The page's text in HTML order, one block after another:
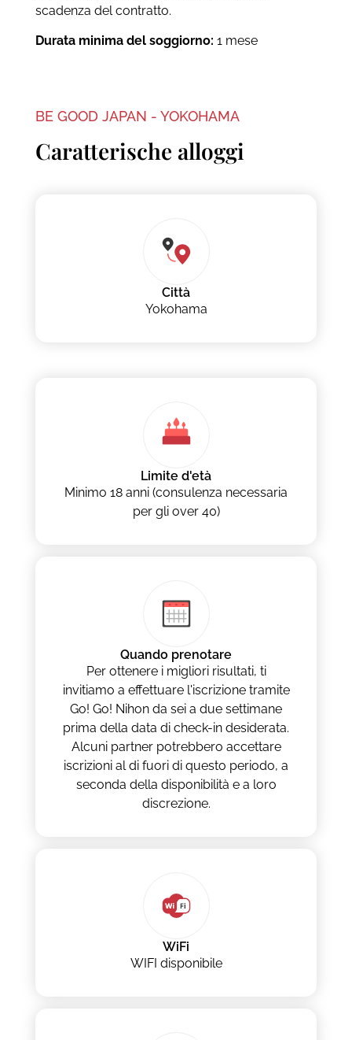
scadenza del contratto.
Durata minima del soggiorno: 1 mese
BE GOOD JAPAN - YOKOHAMA
Caratterische alloggi
Città
Yokohama
Limite d'età
Minimo 18 anni (consulenza necessaria
per gli over 40)
Quando prenotare
Per ottenere i migliori risultati, ti
invitiamo a effettuare l'iscrizione tramite
Go! Go! Nihon da sei a due settimane
prima della data di check-in desiderata.
Alcuni partner potrebbero accettare
iscrizioni al di fuori di questo periodo, a
seconda della disponibilità e a loro
discrezione.
WiFi
WIFI disponibile